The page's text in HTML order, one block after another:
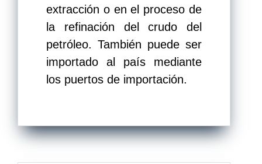
extracción o en el proceso de
la refinación del crudo del
petróleo. También puede ser
importado al país mediante
los puertos de importación.